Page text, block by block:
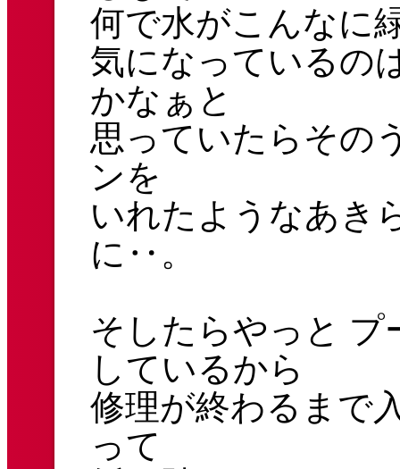
何で水がこんなに
気になっているの
かなぁと
思っていたらその
ンを
いれたようなあき
に‥。
そしたらやっと プ
しているから
修理が終わるまで
って